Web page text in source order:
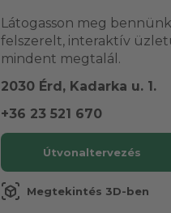
Látogasson meg
felszerelt, interaktív
mindent megtalál.
2030 Érd, Kadarka u. 1.
+36 23 521 670
Útvonaltervezés
view_in_ar Megtekintés 3D-ben